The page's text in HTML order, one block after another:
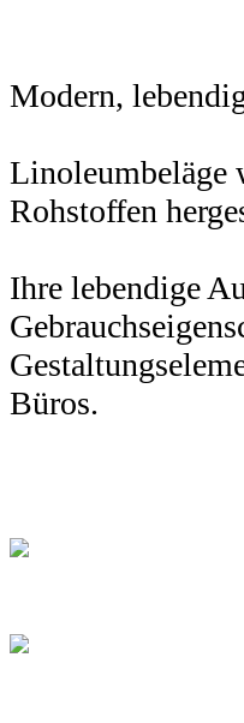
Modern,
Linoleumbeläge
Rohstoffen
Ihre lebendige
Büros.